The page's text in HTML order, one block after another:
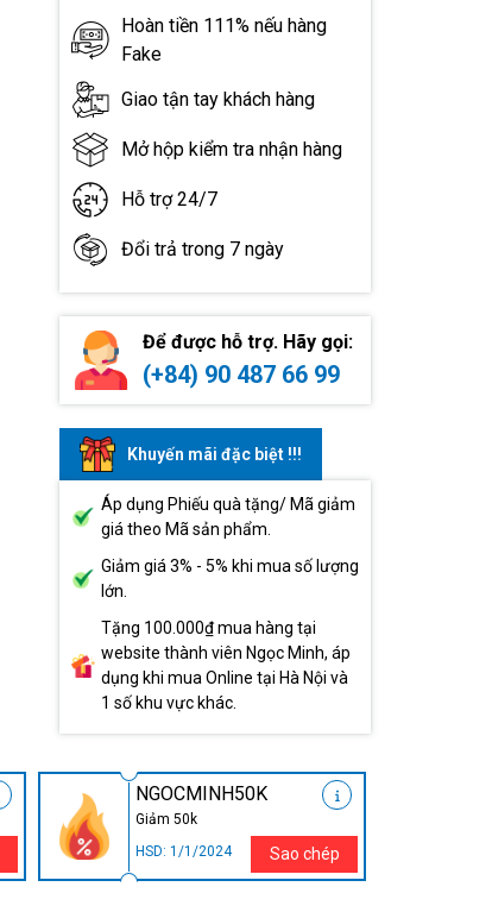
Hoàn tiền 111% nếu hàng
Fake
Giao tận tay khách hàng
Mở hộp kiểm tra nhận hàng
Hỗ trợ 24/7
Đổi trả trong 7 ngày
Để được hỗ trợ. Hãy gọi:
(+84) 90 487 66 99
Khuyến mãi đặc biệt !!!
Áp dụng Phiếu quà tặng/ Mã giảm
giá theo Mã sản phẩm.
Giảm giá 3% - 5% khi mua số lượng
lớn.
Tặng 100.000₫ mua hàng tại
website thành viên Ngọc Minh, áp
dụng khi mua Online tại Hà Nội và
1 số khu vực khác.
NGOCMINH50K
Giảm 50k
HSD: 1/1/2024
Sao chép